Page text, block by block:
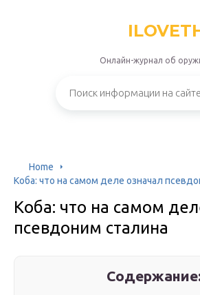
Онлайн-журнал об
Home
Коба: что на самом деле означал
Коба: что на самом
псевдоним сталина